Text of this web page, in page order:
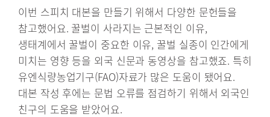
이번 스피치 대본을 만들기 위해서 다양한 문헌들을
참고했어요. 꿀벌이 사라지는 근본적인 이유,
생태계에서 꿀벌이 중요한 이유, 꿀벌 실종이 인간에게
미치는 영향 등을 외국 신문과 동영상을 참고했죠. 특히
유엔식량농업기구(FAO)자료가 많은 도움이 됐어요.
대본 작성 후에는 문법 오류를 점검하기 위해서 외국인
친구의 도움을 받았어요.